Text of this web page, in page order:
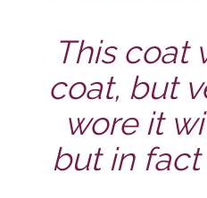
This coat
coat, but
wore it
but in